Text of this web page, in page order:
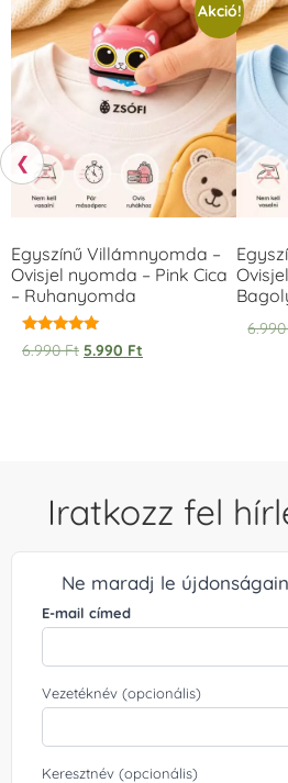
❮
Akció!
Egyszínű Villámnyomda –
Ovisjel nyomda – Pink Cica
– Ruhanyomda
Értékelés:
5.00
6.990Ft 5.990 Ft
Iratkozz fel
Ne maradj le
E-mail címed
Vezetéknév (opcionális)
Keresztnév (opcionális)